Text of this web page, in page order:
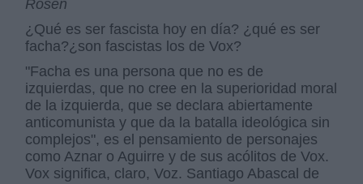
Rosen
¿Qué es ser fascista hoy en día? ¿qué es ser
facha?¿son fascistas los de Vox?
"Facha es una persona que no es de
izquierdas, que no cree en la superioridad moral
de la izquierda, que se declara abiertamente
anticomunista y que da la batalla ideológica sin
complejos", es el pensamiento de personajes
como Aznar o Aguirre y de sus acólitos de Vox.
Vox significa, claro, Voz. Santiago Abascal de